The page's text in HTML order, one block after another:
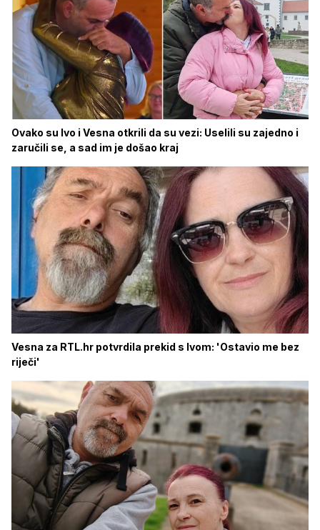
Ovako su Ivo i Vesna otkrili da su vezi: Uselili su zajedno i
zaručili se, a sad im je došao kraj
Vesna za RTL.hr potvrdila prekid s Ivom: 'Ostavio me bez
riječi'